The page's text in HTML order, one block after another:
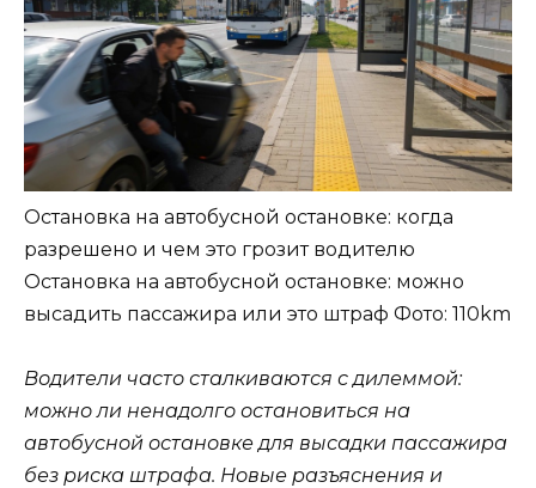
Остановка на автобусной остановке: когда
разрешено и чем это грозит водителю
Остановка на автобусной остановке: можно
высадить пассажира или это штраф Фото: 110km
Водители часто сталкиваются с дилеммой:
можно ли ненадолго остановиться на
автобусной остановке для высадки пассажира
без риска штрафа. Новые разъяснения и